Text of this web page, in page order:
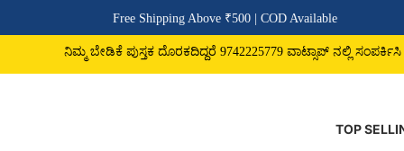
Free Shipping Above ₹500 | COD Available
ಪುಸ್ತಕ ದೊರಕದಿದ್ದರೆ 9742225779 ವಾಟ್ಸಾಪ್ ನಲ್ಲಿ ಸಂಪರ್ಕಿಸಿ
TOP